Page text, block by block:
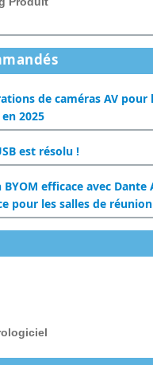
de caméras AV pour
2025
est résolu !
efficace avec Dante
pour les salles de